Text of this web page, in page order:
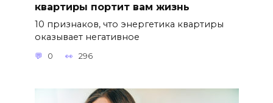
квартиры портит вам жизнь
10 признаков, что энергетика квартиры
оказывает негативное
0 296